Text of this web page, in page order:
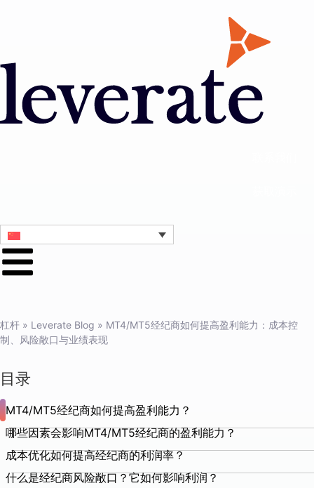
杠杆 » Leverate Blog » MT4/MT5经纪商如何提高盈利能力：成本控
制、风险敞口与业绩表现
目录
MT4/MT5经纪商如何提高盈利能力？
哪些因素会影响MT4/MT5经纪商的盈利能力？
成本优化如何提高经纪商的利润率？
什么是经纪商风险敞口？它如何影响利润？